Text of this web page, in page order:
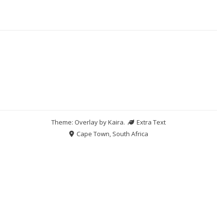
Theme: Overlay byKaira.
Extra Text
Cape Town, South Africa